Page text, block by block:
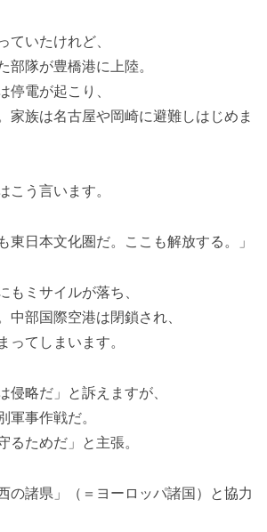
ていたけれど、
部隊が豊橋港に上陸。
停電が起こり、
家族は名古屋や岡崎に避難しはじめま
こう言います。
東日本文化圏だ。ここも解放する。」
もミサイルが落ち、
中部国際空港は閉鎖され、
ってしまいます。
侵略だ」と訴えますが、
軍事作戦だ。
るためだ」と主張。
の諸県」（＝ヨーロッパ諸国）と協力